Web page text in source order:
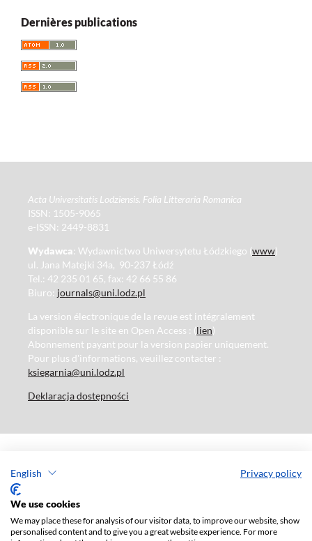
English Privacy policy
We use cookies
We may place these for analysis of our visitor data, to improve our website, show
personalised content and to give you a great website experience. For more
Dernières publications
Acta Universitatis Lodziensis. Folia Litteraria Romanica
ISSN: 1505-9065
e-ISSN: 2449-8831
Wydawca: Wydawnictwo Uniwersytetu Łódzkiego (www)
ul. Jana Matejki 34a, 90-237 Łódź
Tel.: 42 235 01 65, fax: 42 66 55 86
Biuro: journals@uni.lodz.pl
La version électronique de la revue est intégralement
disponible sur le site en Open Access : (lien)
Abonnement payant pour la version papier uniquement.
Pour plus d'informations, veuillez contacter :
ksiegarnia@uni.lodz.pl
Deklaracja dostępności